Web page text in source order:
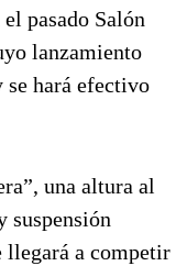
pasado Salón
lanzamiento
se hará efectivo
una altura al
suspensión
a competir